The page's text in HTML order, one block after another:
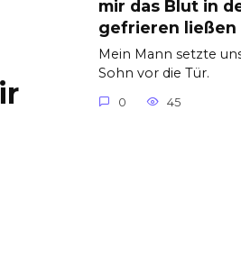
mir das Blut in
gefrieren ließen
Mein Mann setzte
Sohn vor die Tür.
0 45